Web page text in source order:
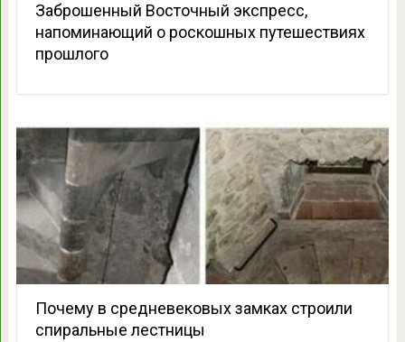
Заброшенный Восточный экспресс,
напоминающий о роскошных путешествиях
прошлого
Почему в средневековых замках строили
спиральные лестницы